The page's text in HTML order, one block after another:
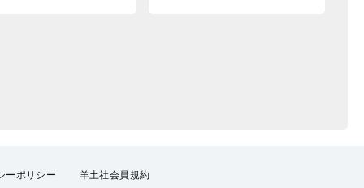
ーポリシー 羊土社会員規約